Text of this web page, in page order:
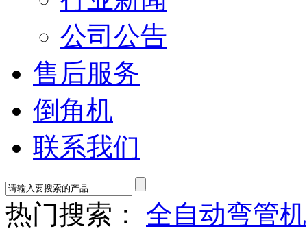
公司公告
售后服务
倒角机
联系我们
热门搜索： 全自动弯管机